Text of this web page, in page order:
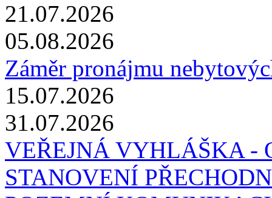
21.07.2026
05.08.2026
Záměr pronájmu
15.07.2026
31.07.2026
VEŘEJNÁ VYHLÁŠKA -
STANOVENÍ